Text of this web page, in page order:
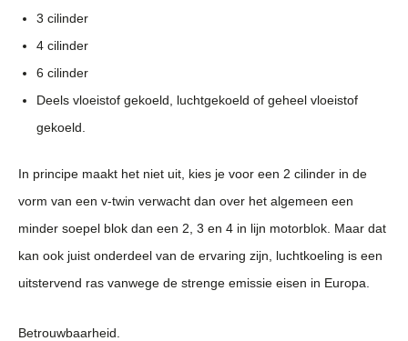
3 cilinder
4 cilinder
6 cilinder
Deels vloeistof gekoeld, luchtgekoeld of geheel vloeistof
gekoeld.
In principe maakt het niet uit, kies je voor een 2 cilinder in de
vorm van een v-twin verwacht dan over het algemeen een
minder soepel blok dan een 2, 3 en 4 in lijn motorblok. Maar dat
kan ook juist onderdeel van de ervaring zijn, luchtkoeling is een
uitstervend ras vanwege de strenge emissie eisen in Europa.
Betrouwbaarheid.